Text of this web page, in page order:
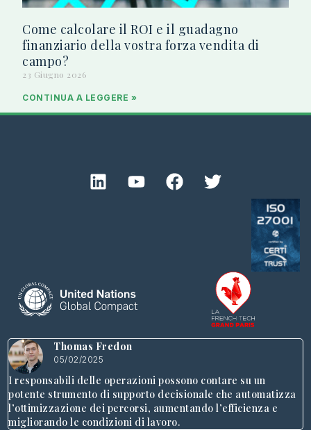
Come calcolare il ROI e il guadagno
finanziario della vostra forza vendita di
campo?
23 Giugno 2026
CONTINUA A LEGGERE »
Thomas Fredon
05/02/2025
I responsabili delle operazioni possono contare su un
potente strumento di supporto decisionale che automatizza
l’ottimizzazione dei percorsi, aumentando l’efficienza e
migliorando le condizioni di lavoro.